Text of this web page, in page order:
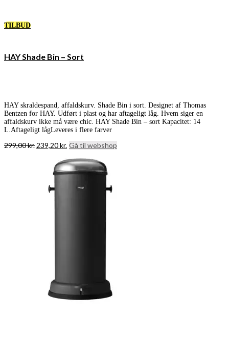
TILBUD
HAY Shade Bin – Sort
HAY skraldespand, affaldskurv. Shade Bin i sort. Designet af Thomas
Bentzen for HAY. Udført i plast og har aftageligt låg. Hvem siger en
affaldskurv ikke må være chic. HAY Shade Bin – sort Kapacitet: 14
L.Aftageligt lågLeveres i flere farver
299,00kr. Den
299,00 kr..
239,20kr. Den
pris
er:
239,20 kr..
Gå til webshop